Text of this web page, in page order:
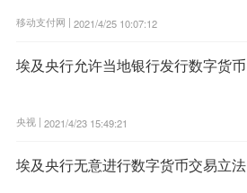
移动支付网 | 2021/4/25 10:07:12
埃及央行允许当地银行发行数字货币
央视 | 2021/4/23 15:49:21
埃及央行无意进行数字货币交易立法